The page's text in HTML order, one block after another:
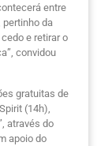
entre
pertinho da
e retirar o
convidou
gratuitas de
(14h),
através do
apoio do